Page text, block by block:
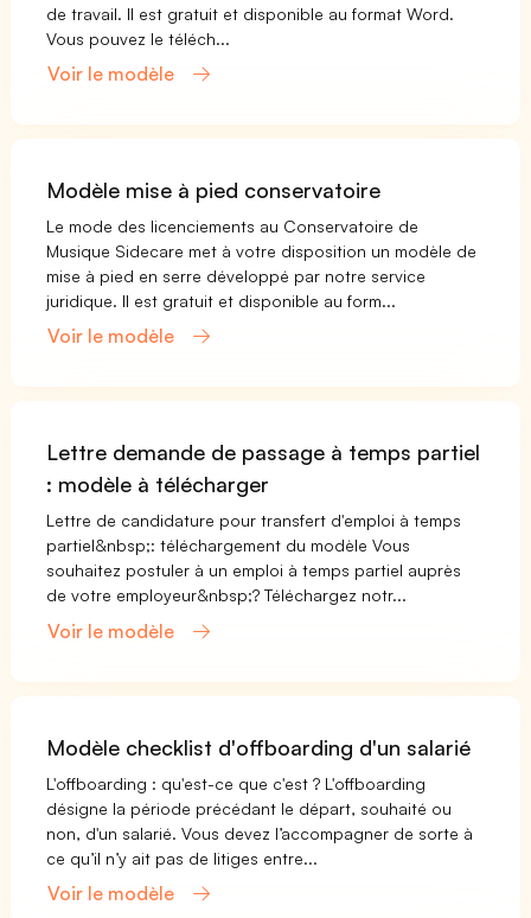
de travail. Il est gratuit et disponible au format Word.
Vous pouvez le téléch...
Voir le modèle
Modèle mise à pied conservatoire
Le mode des licenciements au Conservatoire de
Musique Sidecare met à votre disposition un modèle de
mise à pied en serre développé par notre service
juridique. Il est gratuit et disponible au form...
Voir le modèle
Lettre demande de passage à temps partiel
: modèle à télécharger
Lettre de candidature pour transfert d'emploi à temps
partiel&nbsp;: téléchargement du modèle Vous
souhaitez postuler à un emploi à temps partiel auprès
de votre employeur&nbsp;? Téléchargez notr...
Voir le modèle
Modèle checklist d'offboarding d'un salarié
L'offboarding : qu'est-ce que c'est ? L'offboarding
désigne la période précédant le départ, souhaité ou
non, d'un salarié. Vous devez l’accompagner de sorte à
ce qu’il n’y ait pas de litiges entre...
Voir le modèle